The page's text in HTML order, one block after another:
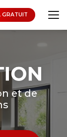
GRATUIT
et de